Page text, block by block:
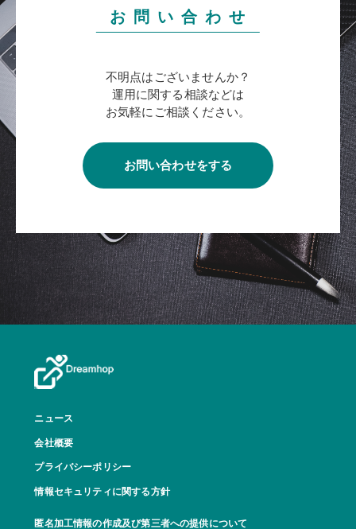
お 問 い 合 わ せ
不明点はございませんか？
運用に関する相談などは
お気軽にご相談ください。
お問い合わせをする
ニュース
会社概要
プライバシーポリシー
情報セキュリティに関する方針
匿名加工情報の作成及び第三者への提供について